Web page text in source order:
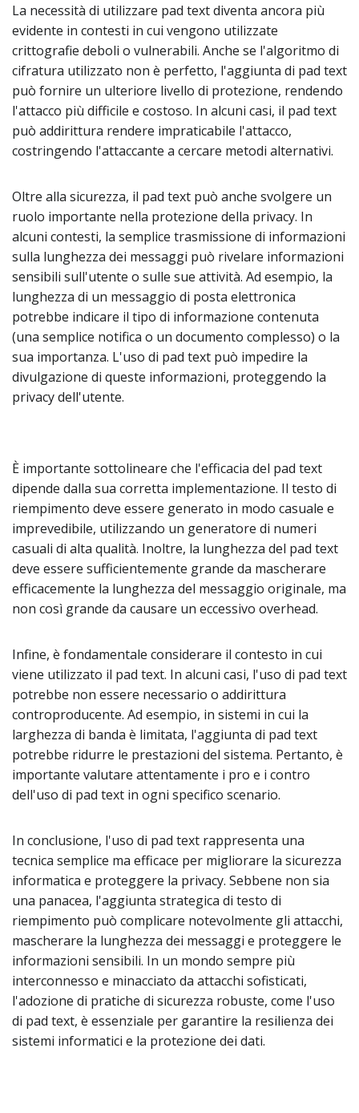
La necessità di utilizzare pad text diventa ancora più
evidente in contesti in cui vengono utilizzate
crittografie deboli o vulnerabili. Anche se l'algoritmo di
cifratura utilizzato non è perfetto, l'aggiunta di pad text
può fornire un ulteriore livello di protezione, rendendo
l'attacco più difficile e costoso. In alcuni casi, il pad text
può addirittura rendere impraticabile l'attacco,
costringendo l'attaccante a cercare metodi alternativi.
Oltre alla sicurezza, il pad text può anche svolgere un
ruolo importante nella protezione della privacy. In
alcuni contesti, la semplice trasmissione di informazioni
sulla lunghezza dei messaggi può rivelare informazioni
sensibili sull'utente o sulle sue attività. Ad esempio, la
lunghezza di un messaggio di posta elettronica
potrebbe indicare il tipo di informazione contenuta
(una semplice notifica o un documento complesso) o la
sua importanza. L'uso di pad text può impedire la
divulgazione di queste informazioni, proteggendo la
privacy dell'utente.
È importante sottolineare che l'efficacia del pad text
dipende dalla sua corretta implementazione. Il testo di
riempimento deve essere generato in modo casuale e
imprevedibile, utilizzando un generatore di numeri
casuali di alta qualità. Inoltre, la lunghezza del pad text
deve essere sufficientemente grande da mascherare
efficacemente la lunghezza del messaggio originale, ma
non così grande da causare un eccessivo overhead.
Infine, è fondamentale considerare il contesto in cui
viene utilizzato il pad text. In alcuni casi, l'uso di pad text
potrebbe non essere necessario o addirittura
controproducente. Ad esempio, in sistemi in cui la
larghezza di banda è limitata, l'aggiunta di pad text
potrebbe ridurre le prestazioni del sistema. Pertanto, è
importante valutare attentamente i pro e i contro
dell'uso di pad text in ogni specifico scenario.
In conclusione, l'uso di pad text rappresenta una
tecnica semplice ma efficace per migliorare la sicurezza
informatica e proteggere la privacy. Sebbene non sia
una panacea, l'aggiunta strategica di testo di
riempimento può complicare notevolmente gli attacchi,
mascherare la lunghezza dei messaggi e proteggere le
informazioni sensibili. In un mondo sempre più
interconnesso e minacciato da attacchi sofisticati,
l'adozione di pratiche di sicurezza robuste, come l'uso
di pad text, è essenziale per garantire la resilienza dei
sistemi informatici e la protezione dei dati.